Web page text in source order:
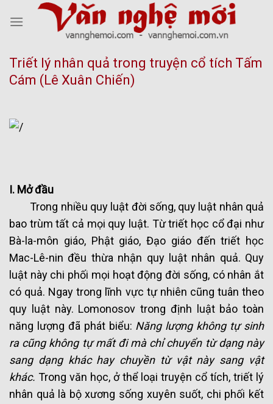
Triết lý nhân quả trong truyện cổ tích Tấm
Cám (Lê Xuân Chiến)
I. Mở đầu
Trong nhiều quy luật đời sống, quy luật nhân quả
bao trùm tất cả mọi quy luật. Từ triết học cổ đại như
Bà-la-môn giáo, Phật giáo, Đạo giáo đến triết học
Mac-Lê-nin đều thừa nhận quy luật nhân quả. Quy
luật này chi phối mọi hoạt động đời sống, có nhân ắt
có quả. Ngay trong lĩnh vực tự nhiên cũng tuân theo
quy luật này. Lomonosov trong định luật bảo toàn
năng lượng đã phát biểu: Năng lượng không tự sinh
ra cũng không tự mất đi mà chỉ chuyển từ dạng này
sang dạng khác hay chuyền từ vật này sang vật
khác. Trong văn học, ở thể loại truyện cổ tích, triết lý
nhân quả là bộ xương sống xuyên suốt, chi phối kết